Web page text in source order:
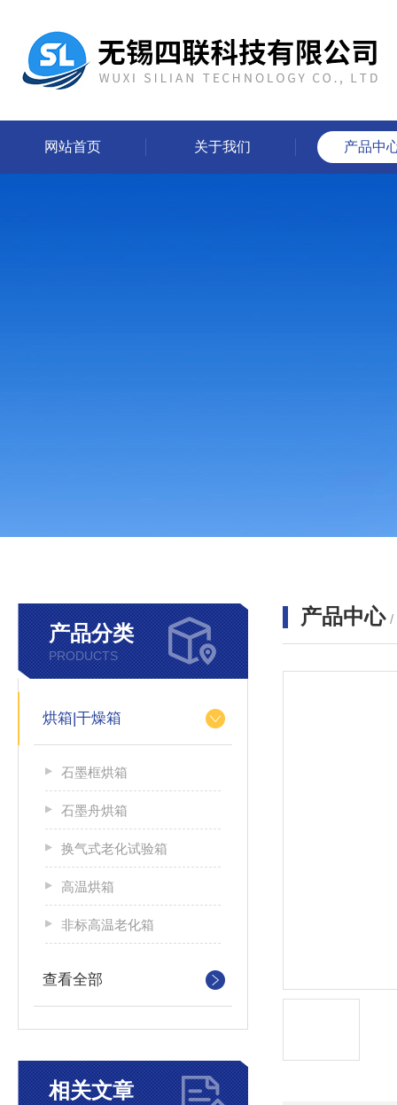
网站首页 关于我们 产品中
产品分类
PRODUCTS
烘箱|干燥箱
石墨框烘箱
石墨舟烘箱
换气式老化试验箱
高温烘箱
非标高温老化箱
查看全部
相关文章
产品中心 /